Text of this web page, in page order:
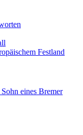
Festland
eines Bremer